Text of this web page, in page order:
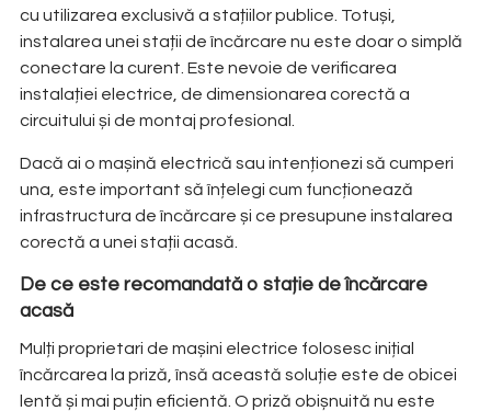
cu utilizarea exclusivă a stațiilor publice. Totuși,
instalarea unei stații de încărcare nu este doar o simplă
conectare la curent. Este nevoie de verificarea
instalației electrice, de dimensionarea corectă a
circuitului și de montaj profesional.
Dacă ai o mașină electrică sau intenționezi să cumperi
una, este important să înțelegi cum funcționează
infrastructura de încărcare și ce presupune instalarea
corectă a unei stații acasă.
De ce este recomandată o stație de încărcare
acasă
Mulți proprietari de mașini electrice folosesc inițial
încărcarea la priză, însă această soluție este de obicei
lentă și mai puțin eficientă. O priză obișnuită nu este